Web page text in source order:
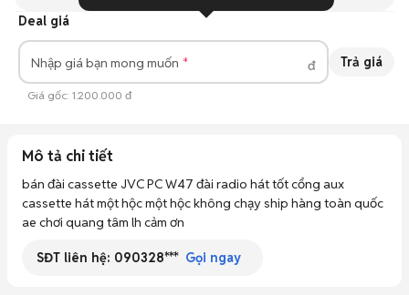
Deal giá
Nhập giá bạn mong muốn đ Trả giá
Giá gốc: 1.200.000 đ
Mô tả chi tiết
bán đài cassette JVC PC W47 đài radio hát tốt cổng aux
cassette hát một hộc một hộc không chạy ship hàng toàn quốc
ae chơi quang tâm lh cảm ơn
SĐT liên hệ: 090328*** Gọi ngay